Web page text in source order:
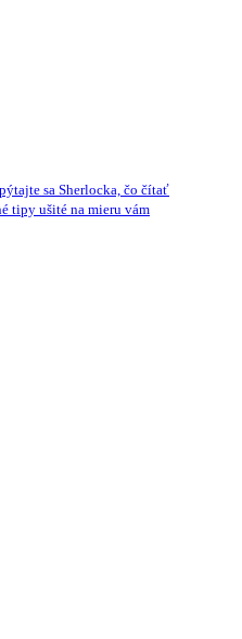
sa Sherlocka, čo čítať
tipy ušité na mieru vám